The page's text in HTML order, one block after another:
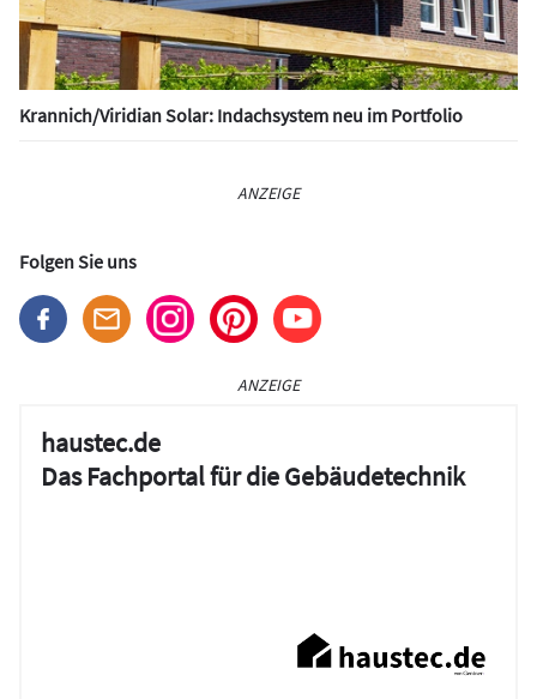
Krannich/Viridian Solar: Indachsystem neu im Portfolio
ANZEIGE
Folgen Sie uns
ANZEIGE
haustec.de
Das Fachportal für die Gebäudetechnik